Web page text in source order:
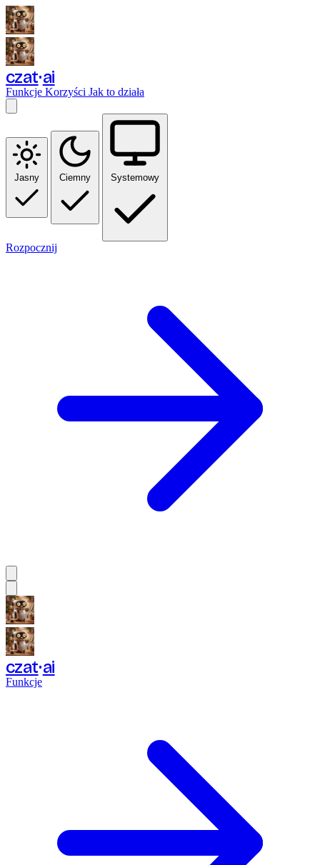
czat ai
Funkcje Korzyści Jak to działa
Jasny Ciemny Systemowy
Rozpocznij
czat ai
Funkcje